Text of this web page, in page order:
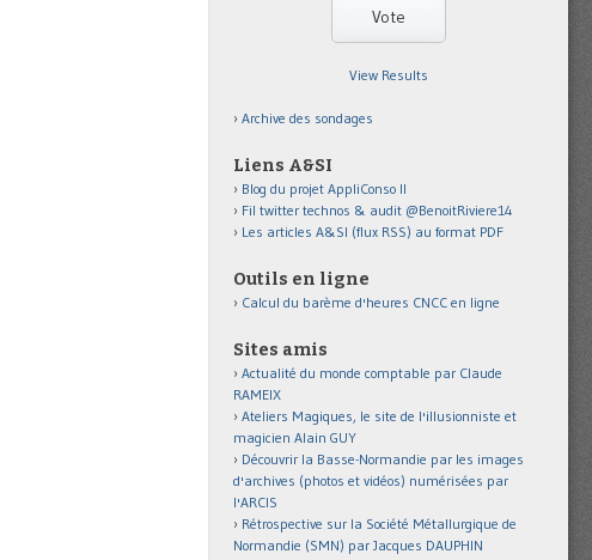
View Results
Archive des sondages
Liens A&SI
Blog du projet AppliConso II
Fil twitter technos & audit @BenoitRiviere14
Les articles A&SI (flux RSS) au format PDF
Outils en ligne
Calcul du barème d'heures CNCC en ligne
Sites amis
Actualité du monde comptable par Claude
RAMEIX
Ateliers Magiques, le site de l'illusionniste et
magicien Alain GUY
Découvrir la Basse-Normandie par les images
d'archives (photos et vidéos) numérisées par
l'ARCIS
Rétrospective sur la Société Métallurgique de
Normandie (SMN) par Jacques DAUPHIN